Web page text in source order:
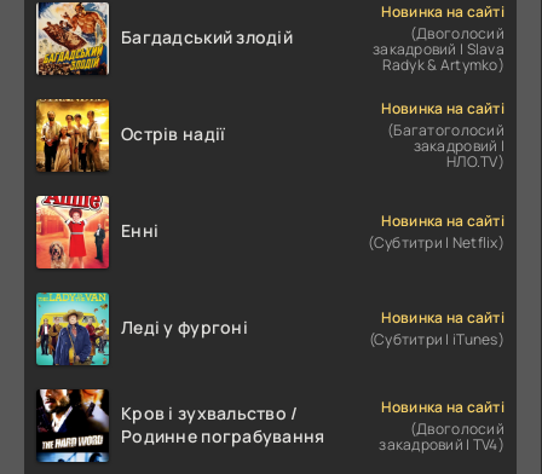
Багдадський злодій
Новинка на сайті
(Двоголосий
закадровий | Slava
Radyk & Artymko)
Острів надії
Новинка на сайті
(Багатоголосий
закадровий |
НЛО.TV)
Енні
Новинка на сайті
(Субтитри | Netflix)
Леді у фургоні
Новинка на сайті
(Субтитри | iTunes)
Кров і зухвальство /
Родинне пограбування
Новинка на сайті
(Двоголосий
закадровий | TV4)